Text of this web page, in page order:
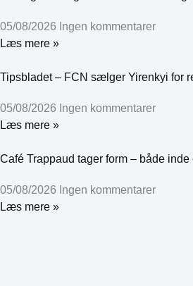
05/08/2026 Ingen kommentarer
Læs mere »
Tipsbladet – FCN sælger Yirenkyi for
05/08/2026 Ingen kommentarer
Læs mere »
Café Trappaud tager form – både inde
05/08/2026 Ingen kommentarer
Læs mere »